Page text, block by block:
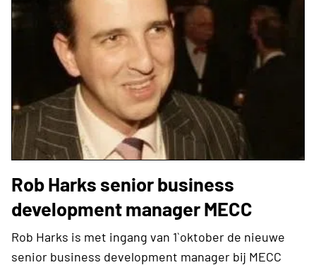
Rob Harks senior business
development manager MECC
Rob Harks is met ingang van 1`oktober de nieuwe
senior business development manager bij MECC